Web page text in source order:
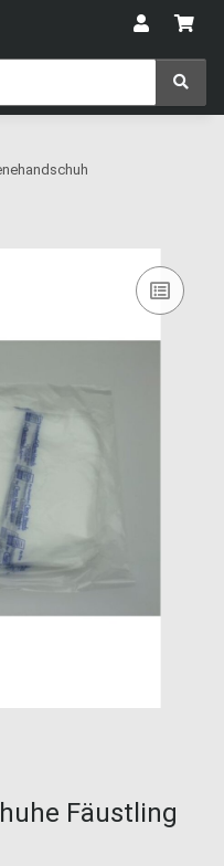
Fäustling